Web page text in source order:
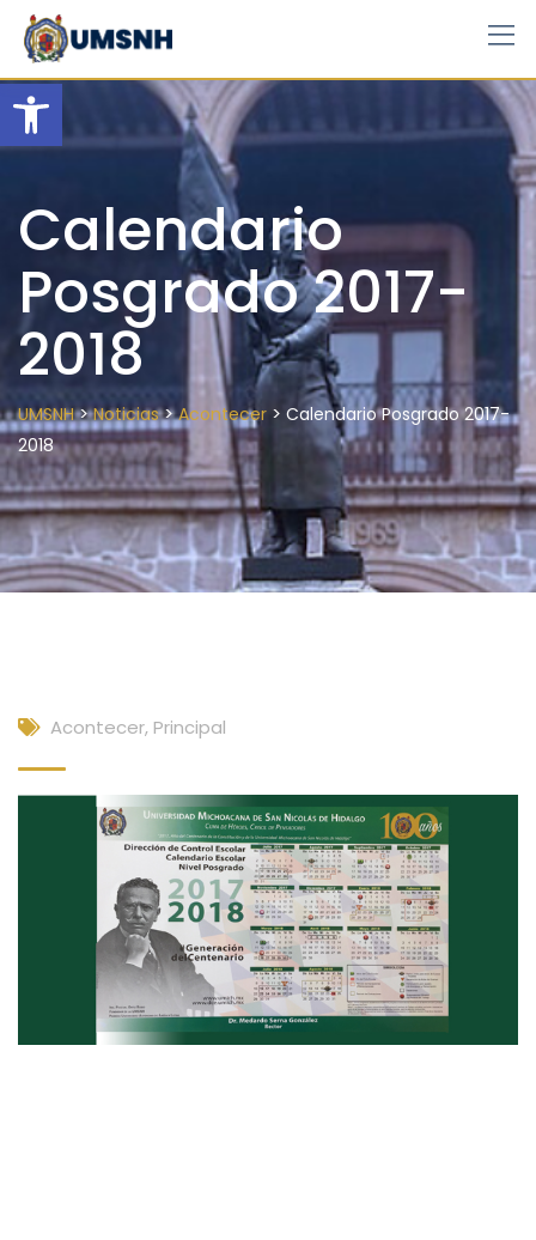
Open toolbar
Skip
content
Calendario
Posgrado 2017-
2018
UMSNH>Noticias>Acontecer > Calendario Posgrado 2017-
2018
Acontecer, Principal